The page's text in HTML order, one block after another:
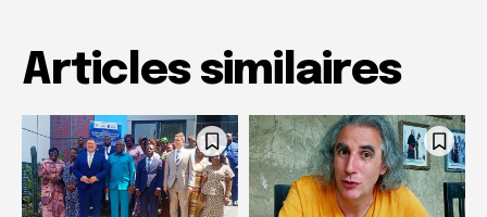
Articles similaires